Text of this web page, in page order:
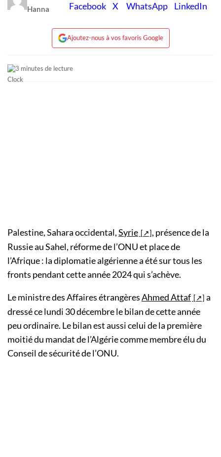
Hanna
Ajoutez-nous à vos favoris Google
3 minutes de lecture
Palestine, Sahara occidental,Syrie
, présence de la
Russie au Sahel, réforme de l’ONU et place de
l’Afrique : la diplomatie algérienne a été sur tous les
fronts pendant cette année 2024 qui s’achève.
Le ministre des Affaires étrangèresAhmed Attaf
a
dressé ce lundi 30 décembre le bilan de cette année
peu ordinaire. Le bilan est aussi celui de la première
moitié du mandat de l’Algérie comme membre élu du
Conseil de sécurité de l’ONU.